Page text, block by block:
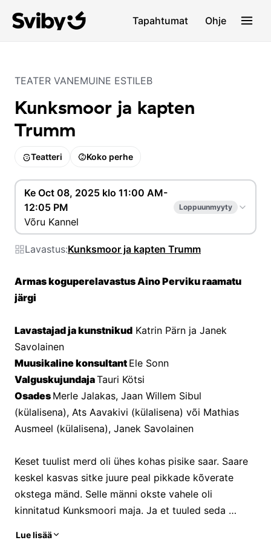
Tapahtumat Ohje
TEATER VANEMUINE ESTILEB
Kunksmoor ja kapten
Trumm
Teatteri Koko perhe
Ke Oct 08, 2025 klo 11:00 AM-
12:05 PM
Võru Kannel
Loppuunmyyty
Lavastus:Kunksmoor ja kapten Trumm
Armas koguperelavastus Aino Perviku raamatu
järgi
Lavastajad ja kunstnikud Katrin Pärn ja Janek
Savolainen
Muusikaline konsultant Ele Sonn
Valguskujundaja Tauri Kötsi
Osades Merle Jalakas, Jaan Willem Sibul
(külalisena), Ats Aavakivi (külalisena) või Mathias
Ausmeel (külalisena), Janek Savolainen
Keset tuulist merd oli ühes kohas pisike saar. Saare
keskel kasvas sitke juure peal pikkade kõverate
okstega mänd. Selle männi okste vahele oli
kinnitatud Kunksmoori maja. Ja et tuuled seda
Lue lisää